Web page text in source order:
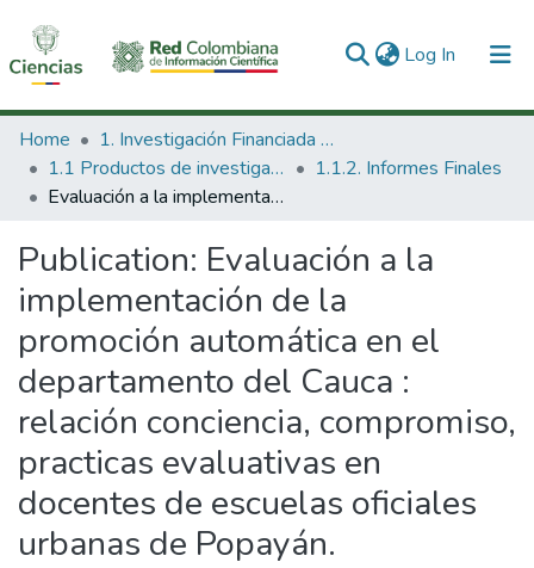
Log In (current)
Communities & Collections
All of DSpace
Home
1. Investigación Financiada con Recursos Públicos
1.1 Productos de investigación
1.1.2. Informes Finales
Evaluación a la implementación de la promoción automática en el departamento del Cauca : relación conciencia, compromiso, practicas evaluativas en docentes de escuelas oficiales urbanas de Popayán.
Publication: Evaluación a la
implementación de la
promoción automática en el
departamento del Cauca :
relación conciencia, compromiso,
practicas evaluativas en
docentes de escuelas oficiales
urbanas de Popayán.